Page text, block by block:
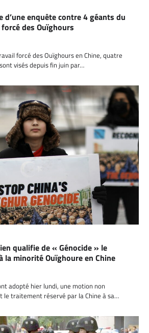
d’une enquête contre 4 géants du
des Ouïghours
forcé des Ouïghours en Chine, quatre
visés depuis fin juin par…
qualifie de « Génocide » le
la minorité Ouïghoure en Chine
adopté hier lundi, une motion non
le traitement réservé par la Chine à sa…